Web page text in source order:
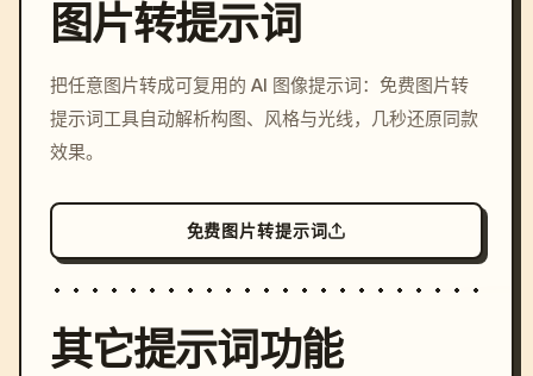
c, cyberpunk sunset, neon
colors, 8k --v 6.0
图片转提示词
把任意图片转成可复用的 AI 图像提示词：免费图片转
提示词工具自动解析构图、风格与光线，几秒还原同款
效果。
免费图片转提示词
其它提示词功能